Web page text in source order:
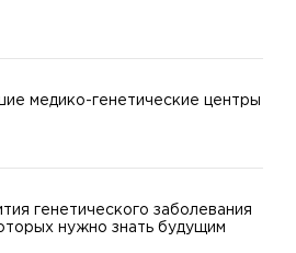
медико-генетические центры
генетического заболевания
нужно знать будущим